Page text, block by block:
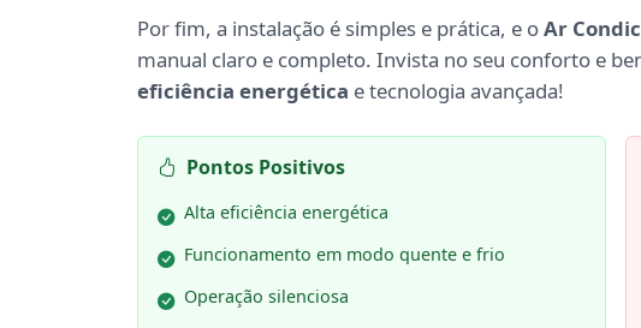
Por fim, a instalação é simples e prática, e oAr
manual claro e completo. Invista no seu conforto e
eficiência energética e tecnologia avançada!
Pontos Positivos
Alta eficiência energética
Funcionamento em modo quente e frio
Operação silenciosa